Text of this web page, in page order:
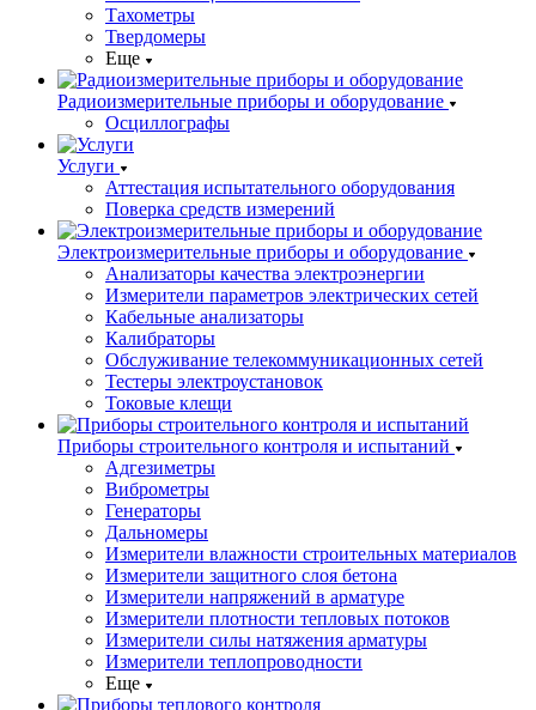
Тахометры
Твердомеры
Еще
Радиоизмерительные приборы и оборудование
Осциллографы
Услуги
Аттестация испытательного оборудования
Поверка средств измерений
Электроизмерительные приборы и оборудование
Анализаторы качества электроэнергии
Измерители параметров электрических сетей
Кабельные анализаторы
Калибраторы
Обслуживание телекоммуникационных сетей
Тестеры электроустановок
Токовые клещи
Приборы строительного контроля и испытаний
Адгезиметры
Виброметры
Генераторы
Дальномеры
Измерители влажности строительных материалов
Измерители защитного слоя бетона
Измерители напряжений в арматуре
Измерители плотности тепловых потоков
Измерители силы натяжения арматуры
Измерители теплопроводности
Еще